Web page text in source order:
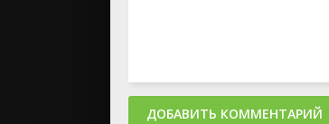
ДОБАВИТЬ КОММЕНТАРИЙ